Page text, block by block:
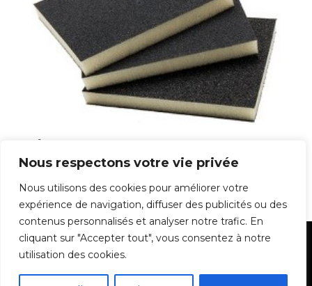
Nous respectons votre vie privée
Nous utilisons des cookies pour améliorer votre
expérience de navigation, diffuser des publicités ou des
contenus personnalisés et analyser notre trafic. En
cliquant sur "Accepter tout", vous consentez à notre
utilisation des cookies.
Mentions Légales